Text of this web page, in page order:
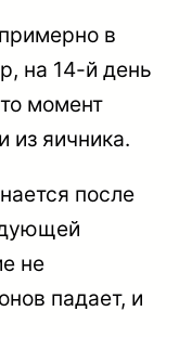
в
на 14-й день
момент
из яичника.
после
не
падает, и